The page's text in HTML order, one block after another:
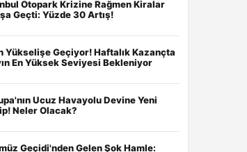
Otopark Krizine Rağmen Kiralar
Geçti: Yüzde 30 Artış!
Yükselişe Geçiyor! Haftalık Kazançta
En Yüksek Seviyesi Bekleniyor
Ucuz Havayolu Devine Yeni
Neler Olacak?
Geçidi'nden Gelen Şok Hamle: